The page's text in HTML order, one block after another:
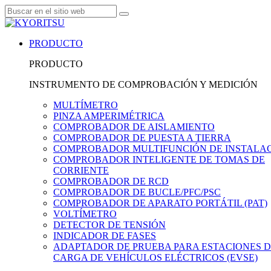
PRODUCTO
PRODUCTO
INSTRUMENTO DE COMPROBACIÓN Y MEDICIÓN
MULTÍMETRO
PINZA AMPERIMÉTRICA
COMPROBADOR DE AISLAMIENTO
COMPROBADOR DE PUESTA A TIERRA
COMPROBADOR MULTIFUNCIÓN DE
COMPROBADOR INTELIGENTE DE TOMAS DE
CORRIENTE
COMPROBADOR DE RCD
COMPROBADOR DE BUCLE/PFC/PSC
COMPROBADOR DE APARATO PORTÁTIL (PAT)
VOLTÍMETRO
DETECTOR DE TENSIÓN
INDICADOR DE FASES
ADAPTADOR DE PRUEBA PARA ESTACIONES
CARGA DE VEHÍCULOS ELÉCTRICOS (EVSE)